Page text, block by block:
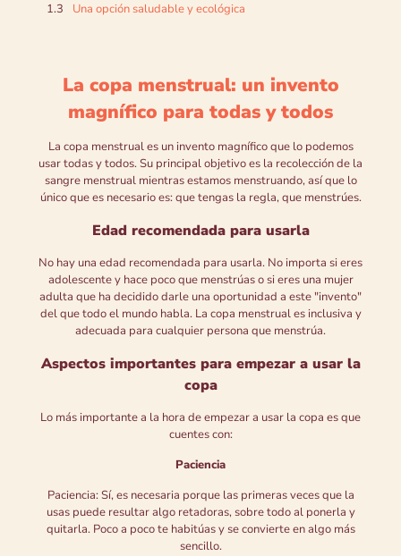
Una opción saludable y ecológica
La copa menstrual: un invento
magnífico para todas y todos
La copa menstrual es un invento magnífico que lo podemos
usar todas y todos. Su principal objetivo es la recolección de la
sangre menstrual mientras estamos menstruando, así que lo
único que es necesario es: que tengas la regla, que menstrúes.
Edad recomendada para usarla
No hay una edad recomendada para usarla. No importa si eres
adolescente y hace poco que menstrúas o si eres una mujer
adulta que ha decidido darle una oportunidad a este "invento"
del que todo el mundo habla. La copa menstrual es inclusiva y
adecuada para cualquier persona que menstrúa.
Aspectos importantes para empezar a usar la
copa
Lo más importante a la hora de empezar a usar la copa es que
cuentes con:
Paciencia
Paciencia: Sí, es necesaria porque las primeras veces que la
usas puede resultar algo retadoras, sobre todo al ponerla y
quitarla. Poco a poco te habitúas y se convierte en algo más
sencillo.